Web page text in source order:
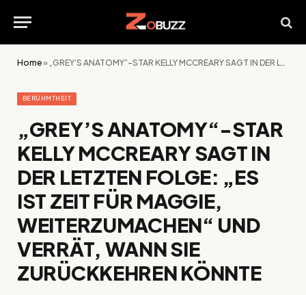
Home»„GREY’S ANATOMY“-STAR KELLY MCCREARY SAGT IN DER LETZTEN FOLGE: „ES IST ZEIT FÜR MAGGIE, WEITERZUMACHEN“ UND VERRÄT, WANN SIE ZURÜCKKEHREN KÖNNTE
BERÜHMTHEIT
„GREY’S ANATOMY“-STAR
KELLY MCCREARY SAGT IN
DER LETZTEN FOLGE: „ES
IST ZEIT FÜR MAGGIE,
WEITERZUMACHEN“ UND
VERRÄT, WANN SIE
ZURÜCKKEHREN KÖNNTE